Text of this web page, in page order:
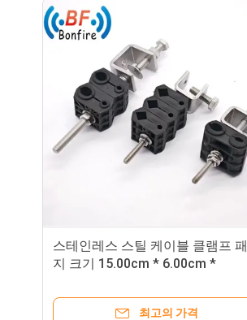
스테인레스 스틸 케이블 클램프
지 크기 15.00cm * 6.00cm *
최고의 가격